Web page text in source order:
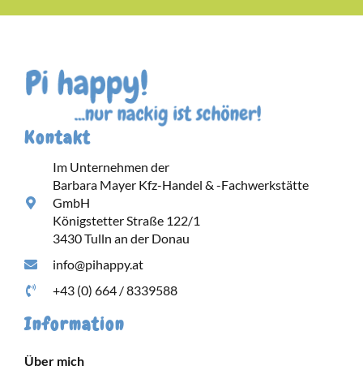
Kontakt
Im Unternehmen der
Barbara Mayer Kfz-Handel & -Fachwerkstätte
GmbH
Königstetter Straße 122/1
3430 Tulln an der Donau
info@pihappy.at
+43 (0) 664 / 8339588
Information
Über mich